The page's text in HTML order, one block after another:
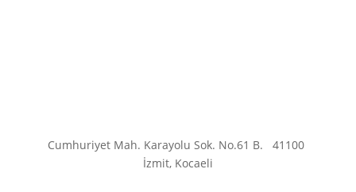
Cumhuriyet Mah. Karayolu Sok. No.61 B.41100
İzmit, Kocaeli